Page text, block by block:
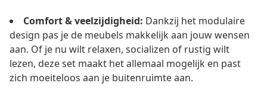
Comfort & veelzijdigheid: Dankzij het modulaire
design pas je de meubels makkelijk aan jouw wensen
aan. Of je nu wilt relaxen, socializen of rustig wilt
lezen, deze set maakt het allemaal mogelijk en past
zich moeiteloos aan je buitenruimte aan.